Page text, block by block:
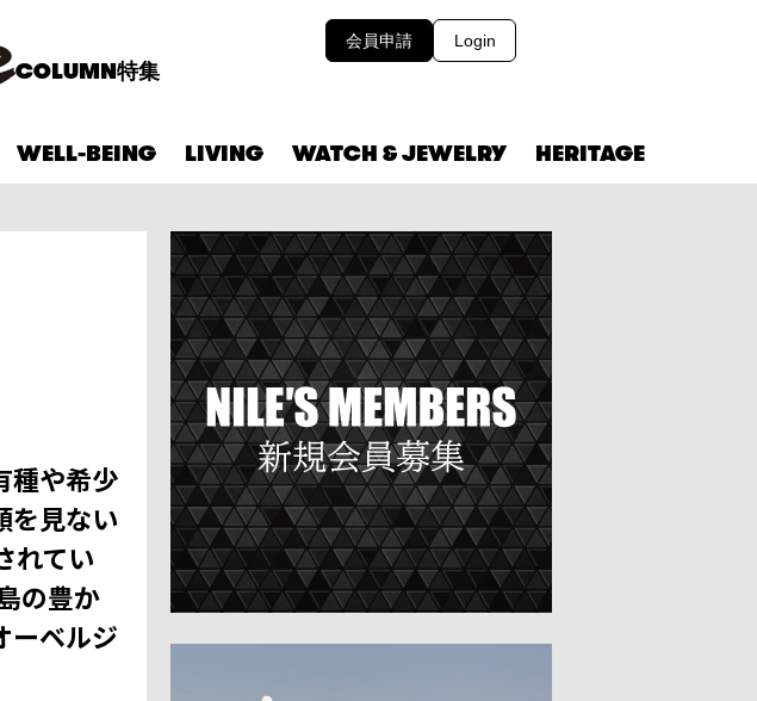
COLUMN特集
会員申請 Login
WELL-BEING LIVING WATCH & JEWELRY HERITAGE
種や希少
を見ない
れてい
の豊か
ーベルジ